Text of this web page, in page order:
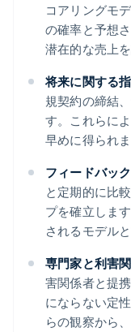
コアリングモ
の確率と予想
潜在的な売上
将来に関する
規契約の締結
す。これらによ
早めに得られま
フィードバッ
と定期的に比
プを確立しま
されるモデル
専門家と利害
害関係者と提
にならない定
らの観察から